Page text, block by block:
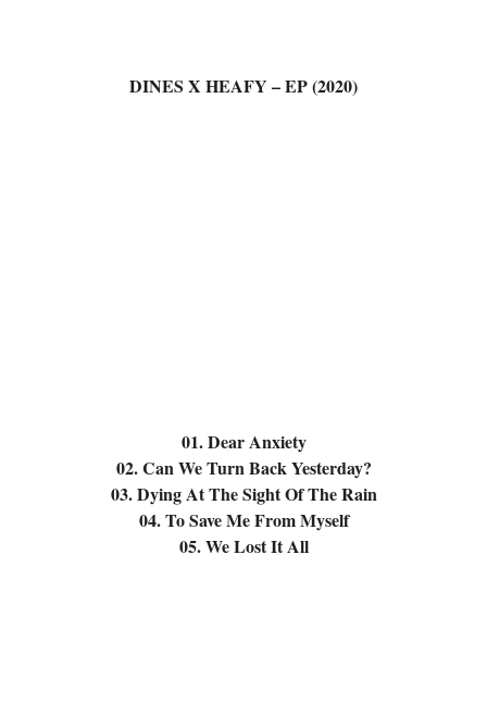
DINES X HEAFY – EP (2020)
01. Dear Anxiety
02. Can We Turn Back Yesterday?
03. Dying At The Sight Of The Rain
04. To Save Me From Myself
05. We Lost It All